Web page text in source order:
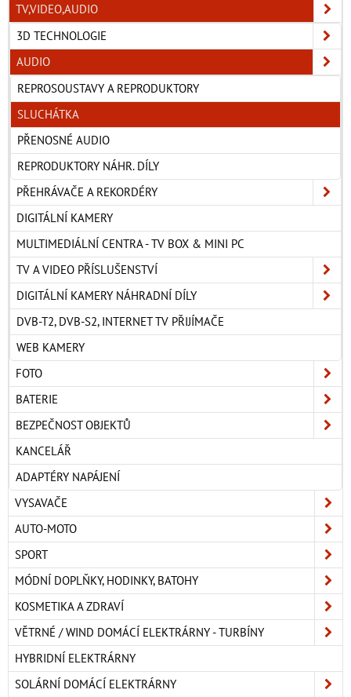
TV,VIDEO,AUDIO
3D TECHNOLOGIE
AUDIO
REPROSOUSTAVY A REPRODUKTORY
SLUCHÁTKA
PŘENOSNÉ AUDIO
REPRODUKTORY NÁHR. DÍLY
PŘEHRÁVAČE A REKORDÉRY
DIGITÁLNÍ KAMERY
MULTIMEDIÁLNÍ CENTRA - TV BOX & MINI PC
TV A VIDEO PŘÍSLUŠENSTVÍ
DIGITÁLNÍ KAMERY NÁHRADNÍ DÍLY
DVB-T2, DVB-S2, INTERNET TV PŘIJÍMAČE
WEB KAMERY
FOTO
BATERIE
BEZPEČNOST OBJEKTŮ
KANCELÁŘ
ADAPTÉRY NAPÁJENÍ
VYSAVAČE
AUTO-MOTO
SPORT
MÓDNÍ DOPLŇKY, HODINKY, BATOHY
KOSMETIKA A ZDRAVÍ
VĚTRNÉ / WIND DOMÁCÍ ELEKTRÁRNY - TURBÍNY
HYBRIDNÍ ELEKTRÁRNY
SOLÁRNÍ DOMÁCÍ ELEKTRÁRNY